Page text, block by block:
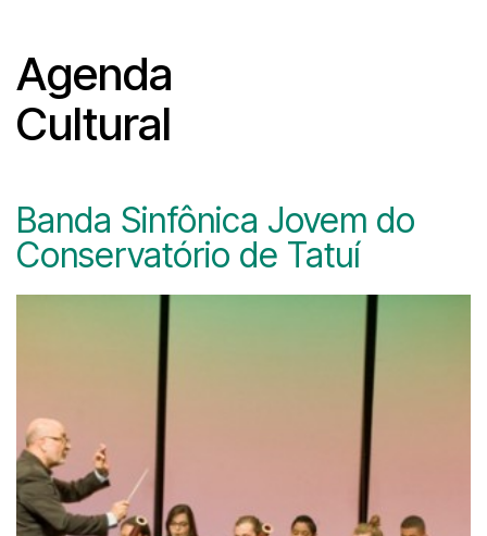
Agenda
Cultural
Banda Sinfônica Jovem do
Conservatório de Tatuí